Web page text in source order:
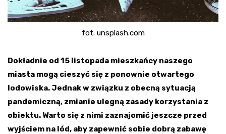
fot. unsplash.com
Dokładnie od 15 listopada mieszkańcy naszego
miasta mogą cieszyć się z ponownie otwartego
lodowiska. Jednak w związku z obecną sytuacją
pandemiczną, zmianie ulegną zasady korzystania z
obiektu. Warto się z nimi zaznajomić jeszcze przed
wyjściem na lód, aby zapewnić sobie dobrą zabawę